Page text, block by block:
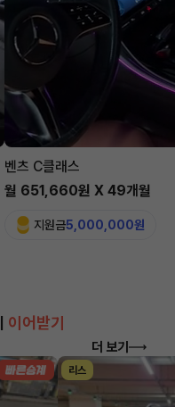
벤츠 C클래스
월 651,660원 X 49개월
지원금5,000,000원
이어받기
더 보기
리스